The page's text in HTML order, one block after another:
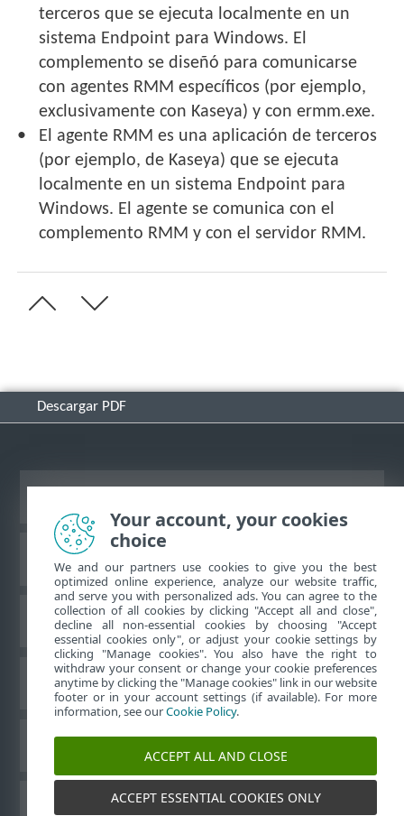
terceros que se ejecuta localmente en un
sistema Endpoint para Windows. El
complemento se diseñó para comunicarse
con agentes RMM específicos (por ejemplo,
exclusivamente con Kaseya) y con ermm.exe.
El agente RMM es una aplicación de terceros
(por ejemplo, de Kaseya) que se ejecuta
localmente en un sistema Endpoint para
Windows. El agente se comunica con el
complemento RMM y con el servidor RMM.
Descargar PDF
Base de conocimiento de ESET
Foro de ESET
Soporte regional
Guías para el usuario ESET
Your account, your cookies
choice
We and our partners use cookies to give you the best
optimized online experience, analyze our website traffic,
and serve you with personalized ads. You can agree to the
collection of all cookies by clicking "Accept all and close",
decline all non-essential cookies by choosing "Accept
essential cookies only", or adjust your cookie settings by
clicking "Manage cookies". You also have the right to
withdraw your consent or change your cookie preferences
anytime by clicking the "Manage cookies" link in our website
footer or in your account settings (if available). For more
information, see ourCookie Policy.
ACCEPT ALL AND CLOSE
ACCEPT ESSENTIAL COOKIES ONLY